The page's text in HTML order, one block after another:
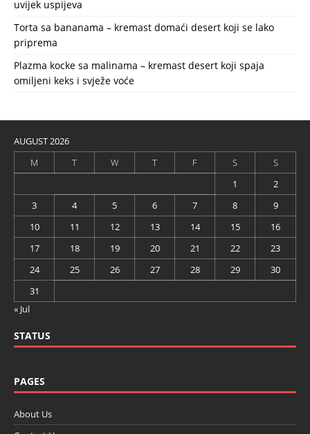
uvijek uspijeva
Torta sa bananama – kremast domaći desert koji se lako
priprema
Plazma kocke sa malinama – kremast desert koji spaja
omiljeni keks i svježe voće
AUGUST 2026
M
T W T F S
S
1
2
3
4 5 6 7 8
9
10
11 12 13 14 15
16
17
18 19 20 21 22
23
24
25 26 27 28 29
30
31
« Jul
STATUS
PAGES
About Us